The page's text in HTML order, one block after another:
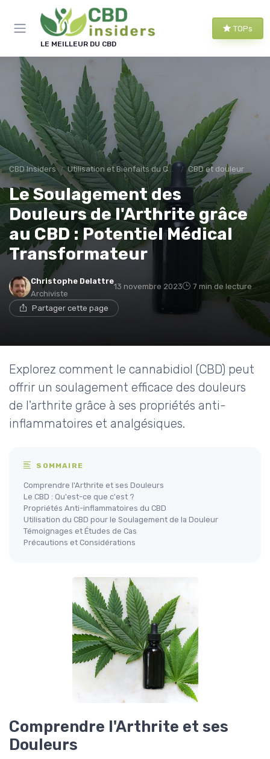
LE MEILLEUR DU CBD
TOPs
CBD Insiders Utilisation et Bienfaits du CBD CBD et douleur
Le Soulagement des
Douleurs de l'Arthrite grâce
au CBD : Potentiel Médical
Transformateur
Christophe Delattre
Archiviste
13 novembre 2023 7 min de lecture
Partager cette page
Explorez comment le cannabidiol (CBD) peut
offrir un soulagement efficace des douleurs
de l'arthrite grâce à ses propriétés anti-
inflammatoires et analgésiques.
SOMMAIRE
Comprendre l'Arthrite et ses Douleurs
Le CBD : Qu'est-ce que c'est ?
Propriétés Anti-inflammatoires du CBD
Utilisation du CBD pour le Soulagement de la Douleur
Témoignages et Études de Cas
Précautions et Considérations
Comprendre l'Arthrite et ses
Douleurs
Panneau de gestion des cookies